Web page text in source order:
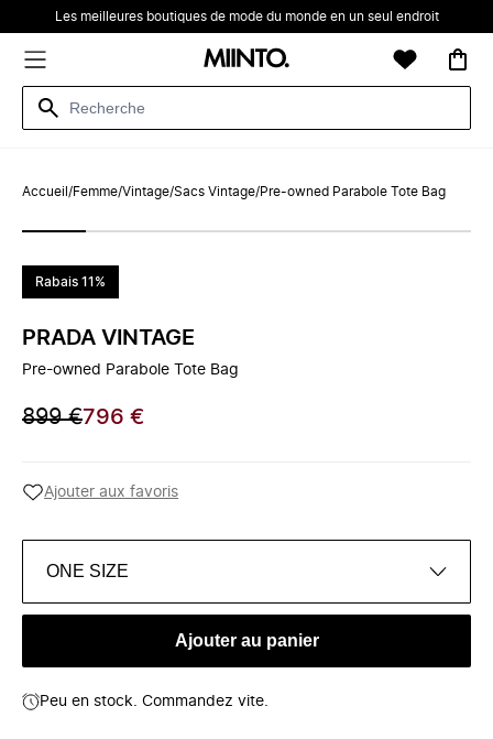
Les meilleures boutiques de mode du monde en un seul endroit
Accueil /Femme/Vintage/Sacs Vintage/Pre-owned Parabole Tote Bag
Rabais 11%
PRADA VINTAGE
Pre-owned Parabole Tote Bag
899 €796 €
Ajouter aux favoris
ONE SIZE
Ajouter au panier
Peu en stock. Commandez vite.